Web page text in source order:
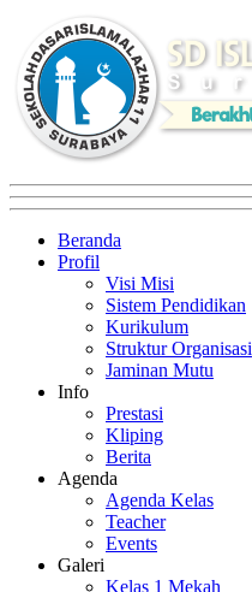
Beranda
Profil
Visi Misi
Sistem Pendidikan
Kurikulum
Struktur Organisasi
Jaminan Mutu
Info
Prestasi
Kliping
Berita
Agenda
Agenda Kelas
Teacher
Events
Galeri
Kelas 1 Mekah